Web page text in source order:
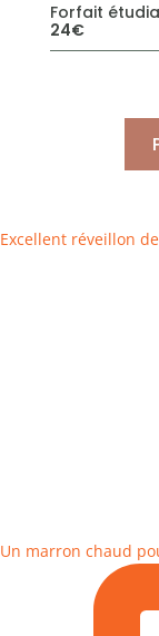
Forfait
24€
Excellent réveillon
Un marron chaud